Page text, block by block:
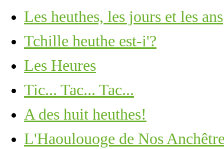
Les heuthes, les jours et les ans
Tchille heuthe est-i'?
Les Heures
Tic... Tac... Tac...
A des huit heuthes!
L'Haoulouoge de Nos